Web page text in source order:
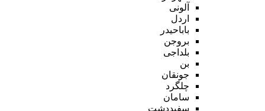
آلونی
اردل
باباحیدر
بروجن
بلداجی
بن
جونقان
چلگرد
سامان
سفیددشت